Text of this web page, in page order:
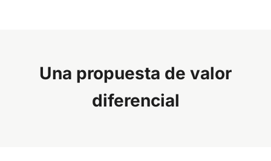
Una propuesta de valor
diferencial